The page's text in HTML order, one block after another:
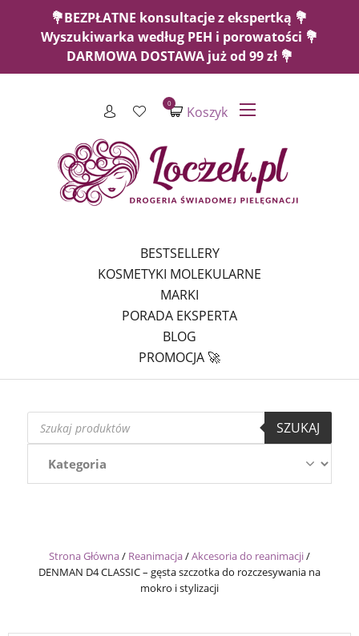
💐BEZPŁATNE konsultacje z ekspertką 💐
Wyszukiwarka według PEH i porowatości 💐
DARMOWA DOSTAWA już od 99 zł 💐
Koszyk
0
BESTSELLERY
KOSMETYKI MOLEKULARNE
MARKI
PORADA EKSPERTA
BLOG
PROMOCJA 🚀
Wyszukiwarka
produktów
SZUKAJ
Strona Główna/ Reanimacja/Akcesoria do reanimacji/
DENMAN D4 CLASSIC – gęsta szczotka do rozczesywania na
mokro i stylizacji